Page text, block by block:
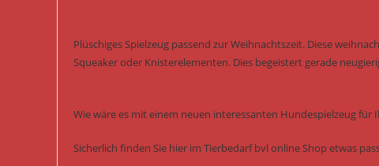
Plüschiges Spielzeug passend zur Weihnachtszeit. Diese
Squeaker oder Knisterelementen. Dies begeistert gerade
Wie wäre es mit einem neuen interessanten Hundespielzeug für
Sicherlich finden Sie hier im Tierbedarf bvl online Shop etwas